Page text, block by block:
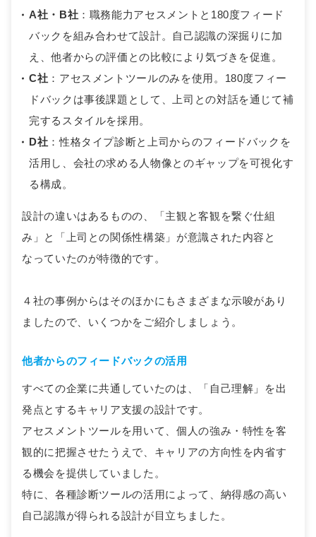
A社・B社 ：職務能力アセスメントと180度フィード
バックを組み合わせて設計。自己認識の深掘りに加
え、他者からの評価との比較により気づきを促進。
C社 ：アセスメントツールのみを使用。180度フィー
ドバックは事後課題として、上司との対話を通じて補
完するスタイルを採用。
D社 ：性格タイプ診断と上司からのフィードバックを
活用し、会社の求める人物像とのギャップを可視化す
る構成。
設計の違いはあるものの、「主観と客観を繋ぐ仕組
み」と「上司との関係性構築」が意識された内容と
なっていたのが特徴的です。
４社の事例からはそのほかにもさまざまな示唆があり
ましたので、いくつかをご紹介しましょう。
他者からのフィードバックの活用
すべての企業に共通していたのは、「自己理解」を出
発点とするキャリア支援の設計です。
アセスメントツールを用いて、個人の強み・特性を客
観的に把握させたうえで、キャリアの方向性を内省す
る機会を提供していました。
特に、各種診断ツールの活用によって、納得感の高い
自己認識が得られる設計が目立ちました。